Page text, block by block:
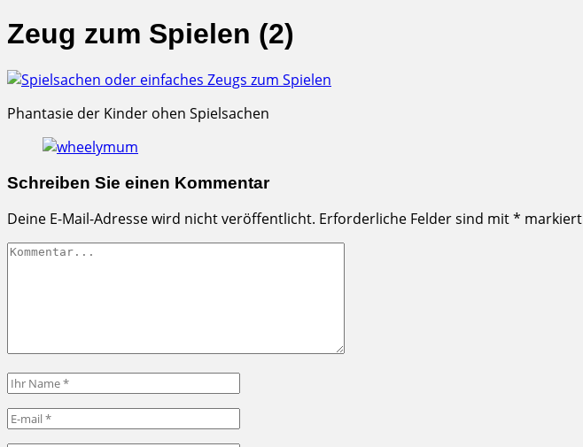
Zeug zum Spielen (2)
Phantasie der Kinder ohen Spielsachen
Schreiben Sie einen Kommentar
Deine E-Mail-Adresse wird nicht veröffentlicht. Erforderliche Felder sind mit* markiert